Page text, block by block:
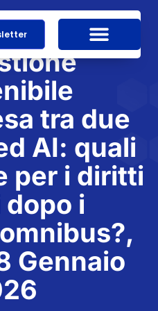
tra due
AI: quali
per i diritti
i
Gennaio